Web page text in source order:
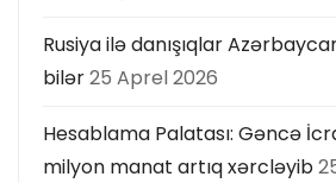
Rusiya ilə danışıqlar
bilər25 Aprel 2026
Hesablama Palatası: Gəncə
milyon manat artıq xərcləyib